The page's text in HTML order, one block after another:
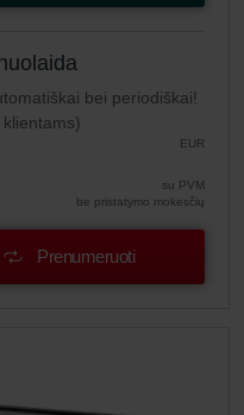
bei periodiškai!
EUR
su PVM
be pristatymo mokesčių
Prenumeruoti